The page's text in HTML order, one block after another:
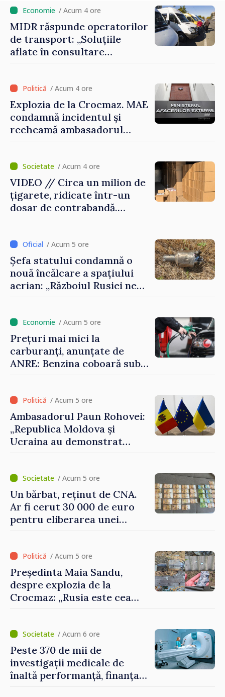
reuși”
/ Acum 4 ore
MIDR răspunde operatorilor
de transport: „Soluțiile
aflate în consultare
sigure, regulate și
accesibile”
/ Acum 4 ore
Explozia de la Crocmaz. MAE
condamnă incidentul și
recheamă ambasadorul
/ Acum 4 ore
VIDEO // Circa un milion de
țigarete, ridicate într-un
dosar de contrabandă.
/ Acum 5 ore
Șefa statului condamnă o
nouă încălcare a spațiului
aerian: „Războiul Rusiei ne
/ Acum 5 ore
Prețuri mai mici la
carburanți, anunțate de
ANRE: Benzina coboară sub
/ Acum 5 ore
Ambasadorul Paun Rohovei:
„Republica Moldova și
Ucraina au demonstrat
europeană”/ Acum 5 ore
Un bărbat, reținut de CNA.
Ar fi cerut 30 000 de euro
pentru eliberarea unei
/ Acum 5 ore
Președinta Maia Sandu,
despre explozia de la
Crocmaz: „Rusia este cea
poartă întreaga vină pentru
pericolul adus la casele
oamenilor noștri”
/ Acum 6 ore
Peste 370 de mii de
investigații medicale de
înaltă performanță, finanțate